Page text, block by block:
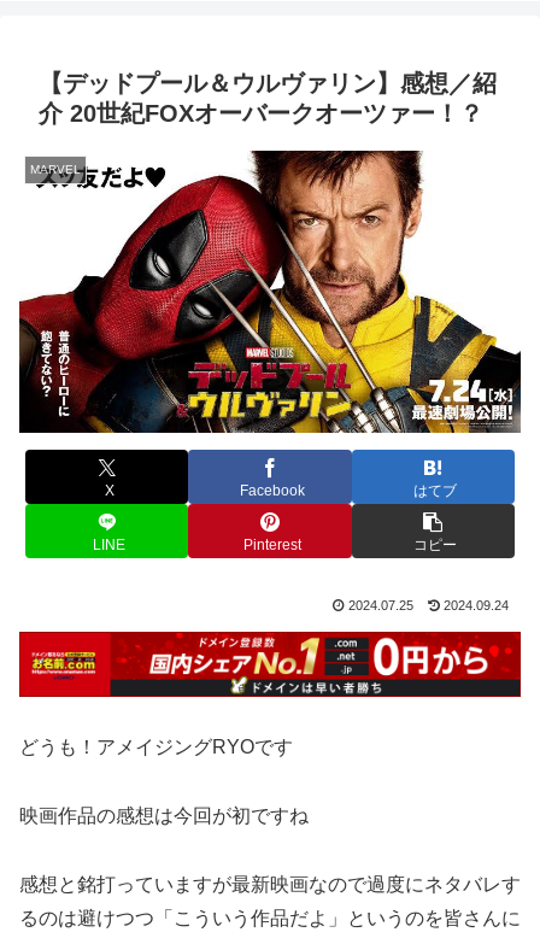
【デッドプール＆ウルヴァリン】感想／紹
介 20世紀FOXオーバークオーツァー！？
MARVEL
X Facebook はてブ
LINE Pinterest コピー
2024.07.25 2024.09.24
どうも！アメイジングRYOです
映画作品の感想は今回が初ですね
感想と銘打っていますが最新映画なので過度にネタバレす
るのは避けつつ「こういう作品だよ」というのを皆さんに